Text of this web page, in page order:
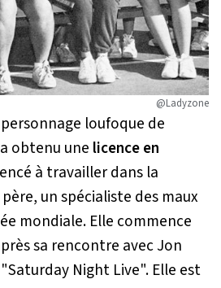
@Ladyzone
loufoque de
obtenu une licence en
à travailler dans la
un spécialiste des maux
mondiale. Elle commence
sa rencontre avec Jon
Night Live". Elle est